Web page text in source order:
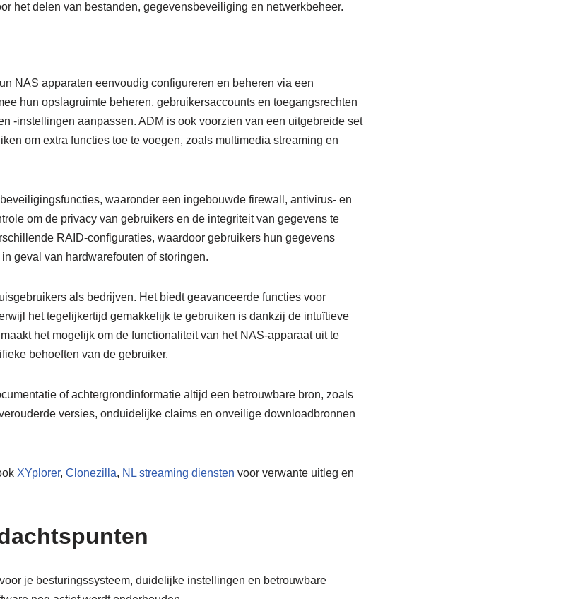
het delen van bestanden, gegevensbeveiliging en netwerkbeheer.
NAS apparaten eenvoudig configureren en beheren via een
hun opslagruimte beheren, gebruikersaccounts en toegangsrechten
-instellingen aanpassen. ADM is ook voorzien van een uitgebreide set
om extra functies toe te voegen, zoals multimedia streaming en
waaronder een ingebouwde firewall, antivirus- en
om de privacy van gebruikers en de integriteit van gegevens te
RAID-configuraties, waardoor gebruikers hun gegevens
geval van hardwarefouten of storingen.
als bedrijven. Het biedt geavanceerde functies voor
het tegelijkertijd gemakkelijk te gebruiken is dankzij de intuïtieve
het mogelijk om de functionaliteit van het NAS-apparaat uit te
behoeften van de gebruiker.
of achtergrondinformatie altijd een betrouwbare bron, zoals
versies, onduidelijke claims en onveilige downloadbronnen
XYplorer, Clonezilla, NL streaming diensten voor verwante uitleg en
je besturingssysteem, duidelijke instellingen en betrouwbare